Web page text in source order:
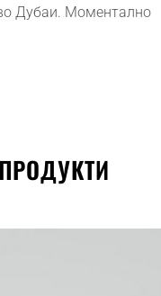
Дубаи. Моментално